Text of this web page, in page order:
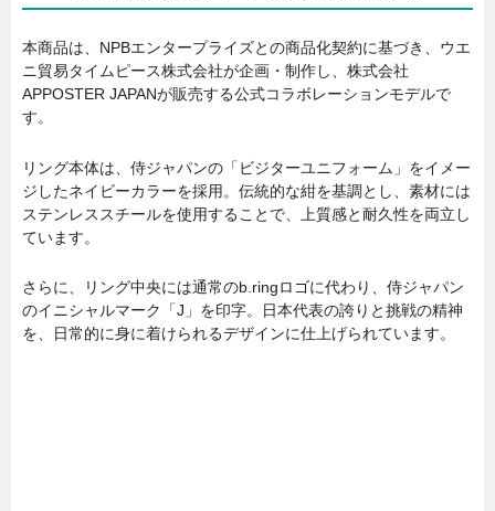
本商品は、NPBエンタープライズとの商品化契約に基づき、ウエ
ニ貿易タイムピース株式会社が企画・制作し、株式会社
APPOSTER JAPANが販売する公式コラボレーションモデルで
す。
リング本体は、侍ジャパンの「ビジターユニフォーム」をイメー
ジしたネイビーカラーを採用。伝統的な紺を基調とし、素材には
ステンレススチールを使用することで、上質感と耐久性を両立し
ています。
さらに、リング中央には通常のb.ringロゴに代わり、侍ジャパン
のイニシャルマーク「J」を印字。日本代表の誇りと挑戦の精神
を、日常的に身に着けられるデザインに仕上げられています。